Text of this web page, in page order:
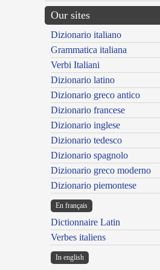
Our sites
Dizionario italiano
Grammatica italiana
Verbi Italiani
Dizionario latino
Dizionario greco antico
Dizionario francese
Dizionario inglese
Dizionario tedesco
Dizionario spagnolo
Dizionario greco moderno
Dizionario piemontese
En français
Dictionnaire Latin
Verbes italiens
In english